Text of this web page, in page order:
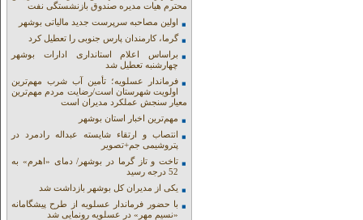
محترم هیات مدیره صندوق بازنشستگی نفت
اولین مصاحبه سرپرست جدید مالیاتی بوشهر
گرما، کارمندان پارس جنوبی را تعطیل کرد
براساس اعلام استانداری ادارات بوشهر
چهارشنبه تعطیل شد
فرماندار عسلویه؛ تأمین آب شرب مهم‌ترین
اولویت شهرستان است/رضایت مردم مهم‌ترین
معیار سنجش عملکرد مدیران است
مهم‌ترین اخبار استان بوشهر
انتصاب و ارتقاء شایسته عبداله رادمرد در
پتروشیمی جم+تصویر
تاخت و تاز گرما در بوشهر/ دمای «اهرم» به
52 درجه رسید
یکی از مدیران کل بوشهر بازداشت شد
با حضور فرماندار عسلویه از طرح پیشگامانه
«نسیم مهر» در عسلویه رونمایی شد